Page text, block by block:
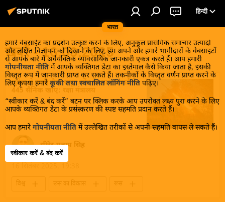
भारत
हिन्दी
हमारे वेबसाईट का प्रदर्शन उत्कृष्ट करने के लिए, अनुकूल प्रासंगिक समाचार उत्पादों
और लक्षित विज्ञापन को दिखाने के लिए, हम अपने और हमारे भागीदारों के वेबसाइटों
से आपके बारे में अवैयक्तिक व्यावसायिक जानकारी एकत्र करते हैं। आप हमारी
गोपनीयता नीति में आपके व्यक्तिगत डेटा का इस्तेमाल कैसे किया जाता है, इसकी
विस्तृत रूप में जानकारी प्राप्त कर सकते हैं। तकनीकों के विस्तृत वर्णन प्राप्त करने के
लिए कृपया हमारे कूकी तथा स्वचालित लॉगिंग नीति पढ़िए।
“स्वीकार करें & बंद करें” बटन पर क्लिक करके आप उपरोक्त लक्ष्य पुरा करने के लिए
आपके व्यक्तिगत डेटा के प्रसंस्करण की स्पष्ट सहमति प्रदान करते हैं।
आप हमारे गोपनीयता नीति में उल्लेखित तरीकों से अपनी सहमति वापस ले सकते हैं।
स्वीकार करें & बंद करें
खबरें - 16.09.2025
यूक्रेन ने रूसी सैन्य समूह त्सेंत्र के साथ लड़ाई में
445 सैनिक खोए: रक्षा मंत्रालय
धीरेंद्र प्रताप सिंह
विश्व रूस का विकास
रूस